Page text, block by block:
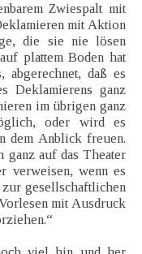
Zwiespalt mit
mit Aktion
die sie nie lösen
plattem Boden hat
abgerechnet, daß es
Deklamierens ganz
im übrigen ganz
oder wird es
dem Anblick freuen.
ganz auf das Theater
verweisen, wenn es
zur gesellschaftlichen
mit Ausdruck